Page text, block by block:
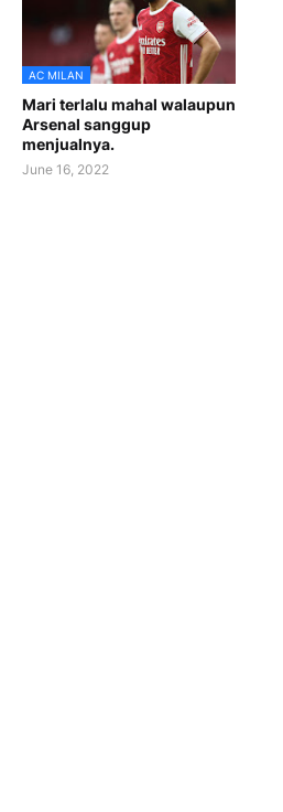
AC MILAN
Mari terlalu mahal walaupun
Arsenal sanggup
menjualnya.
June 16, 2022